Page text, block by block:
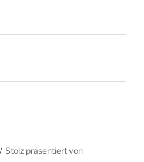
Stolz präsentiert von